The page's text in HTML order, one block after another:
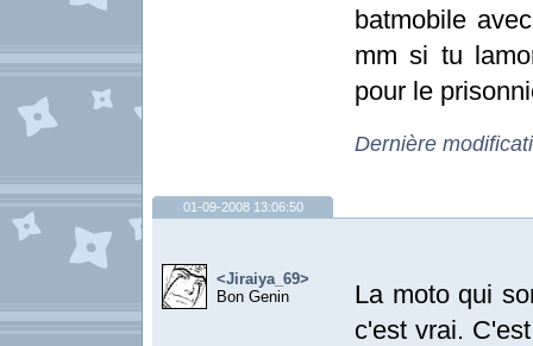
batmobile
mm si tu
pour le
Dernière
01-09-2008 13:06:50
<Jiraiya_69>
Bon Genin
La moto qui
c'est vrai.